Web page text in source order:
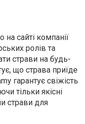
на сайті компанії
ролів та
страви на будь-
що страва приїде
гарантує свіжість
тільки якісні
страви для